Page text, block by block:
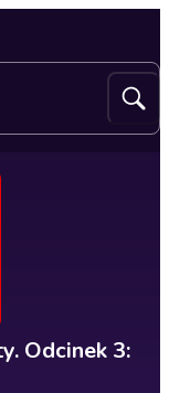
Odcinek 3: